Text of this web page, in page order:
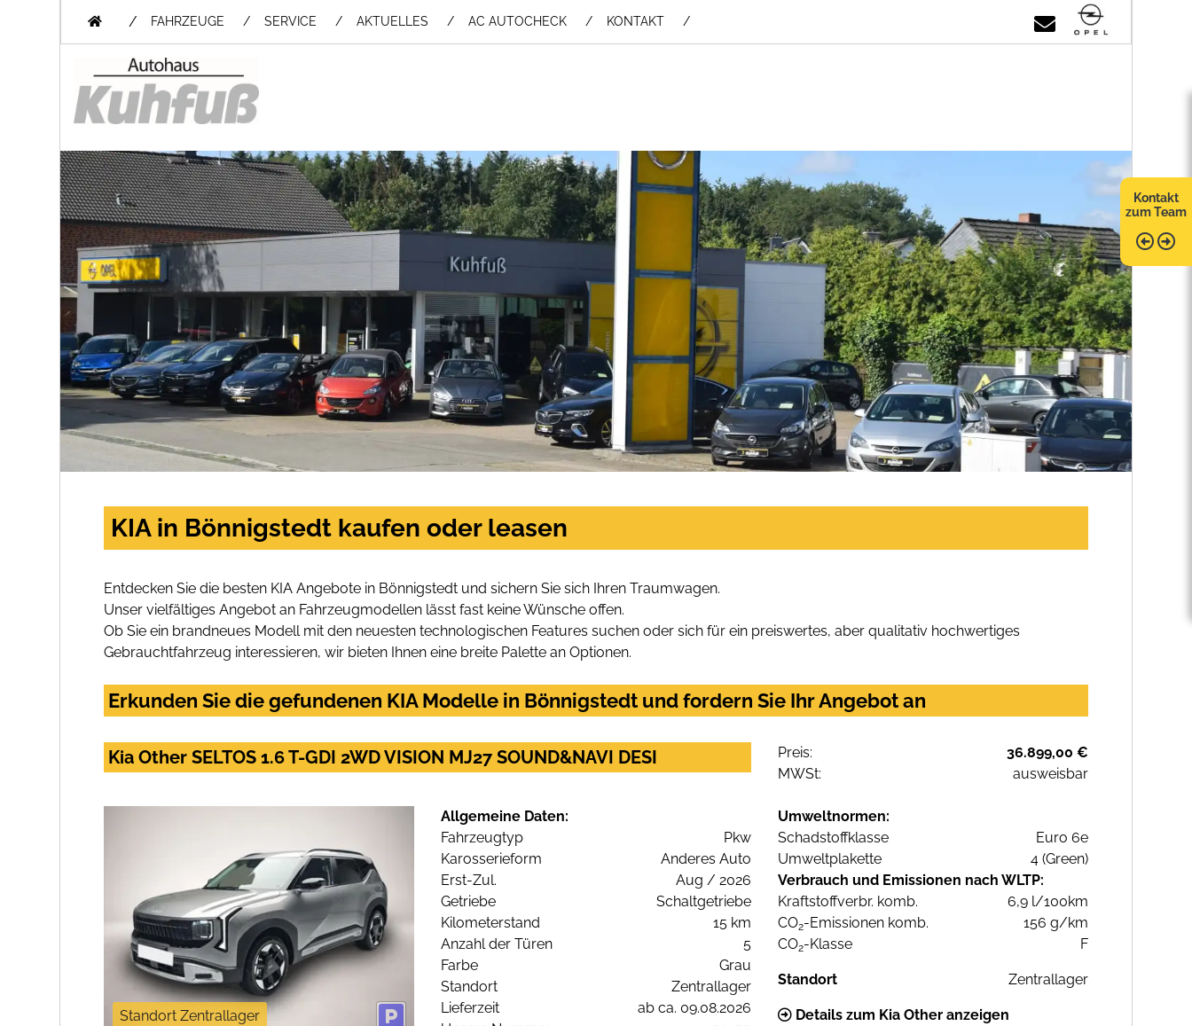
/ FAHRZEUGE SERVICE AKTUELLES AC AUTOCHECK KONTAKT
Kontakt
zum Team
KIA in Bönnigstedt kaufen oder leasen
Entdecken Sie die besten KIA Angebote in Bönnigstedt und sichern Sie sich Ihren Traumwagen.
Unser vielfältiges Angebot an Fahrzeugmodellen lässt fast keine Wünsche offen.
Ob Sie ein brandneues Modell mit den neuesten technologischen Features suchen oder sich für ein preiswertes, aber qualitativ hochwertiges
Gebrauchtfahrzeug interessieren, wir bieten Ihnen eine breite Palette an Optionen.
Erkunden Sie die gefundenen KIA Modelle in Bönnigstedt und fordern Sie Ihr Angebot an
Kia Other SELTOS 1.6 T-GDI 2WD VISION MJ27 SOUND&NAVI DESI Preis:
36.899,00 €
MWSt:
ausweisbar
Standort Zentrallager
Allgemeine Daten:
Fahrzeugtyp
Pkw
Karosserieform
Anderes Auto
Erst-Zul.
Aug / 2026
Getriebe
Schaltgetriebe
Kilometerstand
15 km
Anzahl der Türen
5
Farbe
Grau
Standort
Zentrallager
Lieferzeit
ab ca. 09.08.2026
Umweltnormen:
Schadstoffklasse
Euro 6e
Umweltplakette
4 (Green)
Verbrauch und Emissionen nach WLTP:
Kraftstoffverbr. komb.
6,9 l/100km
CO2-Emissionen komb.
156 g/km
CO2-Klasse F
Standort Zentrallager
Details zum Kia Other anzeigen